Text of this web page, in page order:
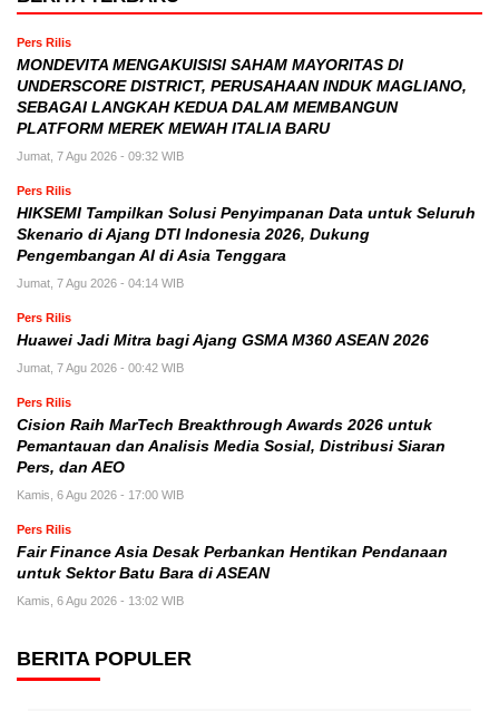
Pers Rilis
MONDEVITA MENGAKUISISI SAHAM MAYORITAS DI
UNDERSCORE DISTRICT, PERUSAHAAN INDUK MAGLIANO,
SEBAGAI LANGKAH KEDUA DALAM MEMBANGUN
PLATFORM MEREK MEWAH ITALIA BARU
Jumat, 7 Agu 2026 - 09:32 WIB
Pers Rilis
HIKSEMI Tampilkan Solusi Penyimpanan Data untuk Seluruh
Skenario di Ajang DTI Indonesia 2026, Dukung
Pengembangan AI di Asia Tenggara
Jumat, 7 Agu 2026 - 04:14 WIB
Pers Rilis
Huawei Jadi Mitra bagi Ajang GSMA M360 ASEAN 2026
Jumat, 7 Agu 2026 - 00:42 WIB
Pers Rilis
Cision Raih MarTech Breakthrough Awards 2026 untuk
Pemantauan dan Analisis Media Sosial, Distribusi Siaran
Pers, dan AEO
Kamis, 6 Agu 2026 - 17:00 WIB
Pers Rilis
Fair Finance Asia Desak Perbankan Hentikan Pendanaan
untuk Sektor Batu Bara di ASEAN
Kamis, 6 Agu 2026 - 13:02 WIB
BERITA POPULER